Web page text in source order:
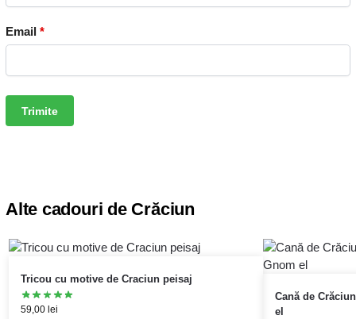
Email *
Alte cadouri de Crăciun
Tricou cu motive de Craciun peisaj
59,00 lei
Cană de
el